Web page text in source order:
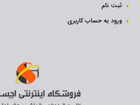
ثبت نام‌
ورود به حساب کاربری